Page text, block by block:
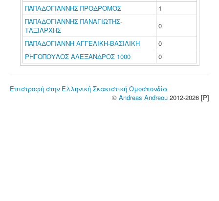
ΠΑΠΑΔΟΓΙΑΝΝΗΣ ΠΡΟΔΡΟΜΟΣ
1
ΠΑΠΑΔΟΓΙΑΝΝΗΣ ΠΑΝΑΓΙΩΤΗΣ-
ΤΑΞΙΑΡΧΗΣ
0
ΠΑΠΑΔΟΓΙΑΝΝΗ ΑΓΓΕΛΙΚΗ-ΒΑΣΙΛΙΚΗ
0
ΡΗΓΟΠΟΥΛΟΣ ΑΛΕΞΑΝΔΡΟΣ 1000
0
Επιστροφή στην Ελληνική Σκακιστική Ομοσπονδία
© Andreas Andreou 2012-2026 [P]